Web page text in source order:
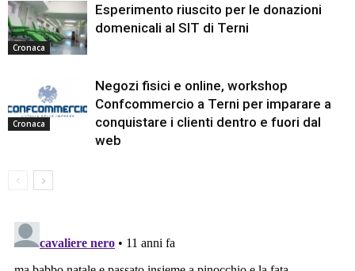
Cronaca
Esperimento riuscito per le donazioni
domenicali al SIT di Terni
Cronaca
Negozi fisici e online, workshop
Confcommercio a Terni per imparare a
conquistare i clienti dentro e fuori dal
web